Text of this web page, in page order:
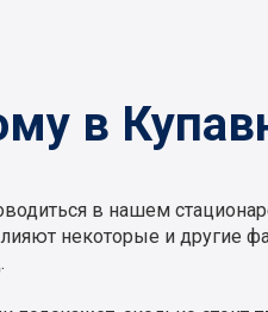
в
в нашем
некоторые и другие